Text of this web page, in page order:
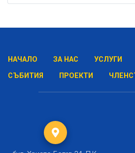
НАЧАЛО ЗА НАС УСЛУГИ
СЪБИТИЯ
ПРОЕКТИ